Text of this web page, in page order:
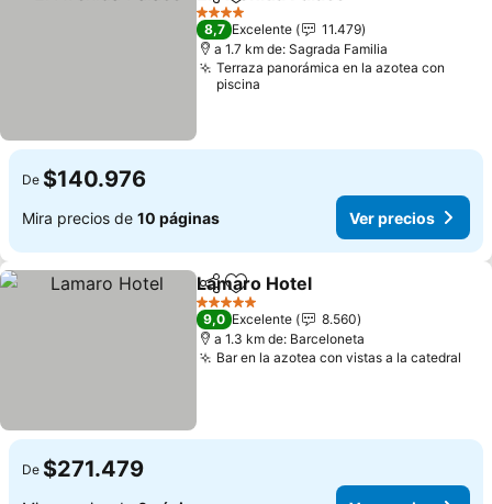
Agregar a favoritos
4 Estrellas
8,7 Excelente
11.479
a 1.7 km de: Sagrada Familia
Terraza panorámica en la azotea con
piscina
De $140.976
Mira precios de 10 páginas Ver precios
CompartirAgregar a favoritos
Lamaro Hotel
5 Estrellas
9,0 Excelente
8.560
a 1.3 km de: Barceloneta
Bar en la azotea con vistas a la catedral
De $271.479